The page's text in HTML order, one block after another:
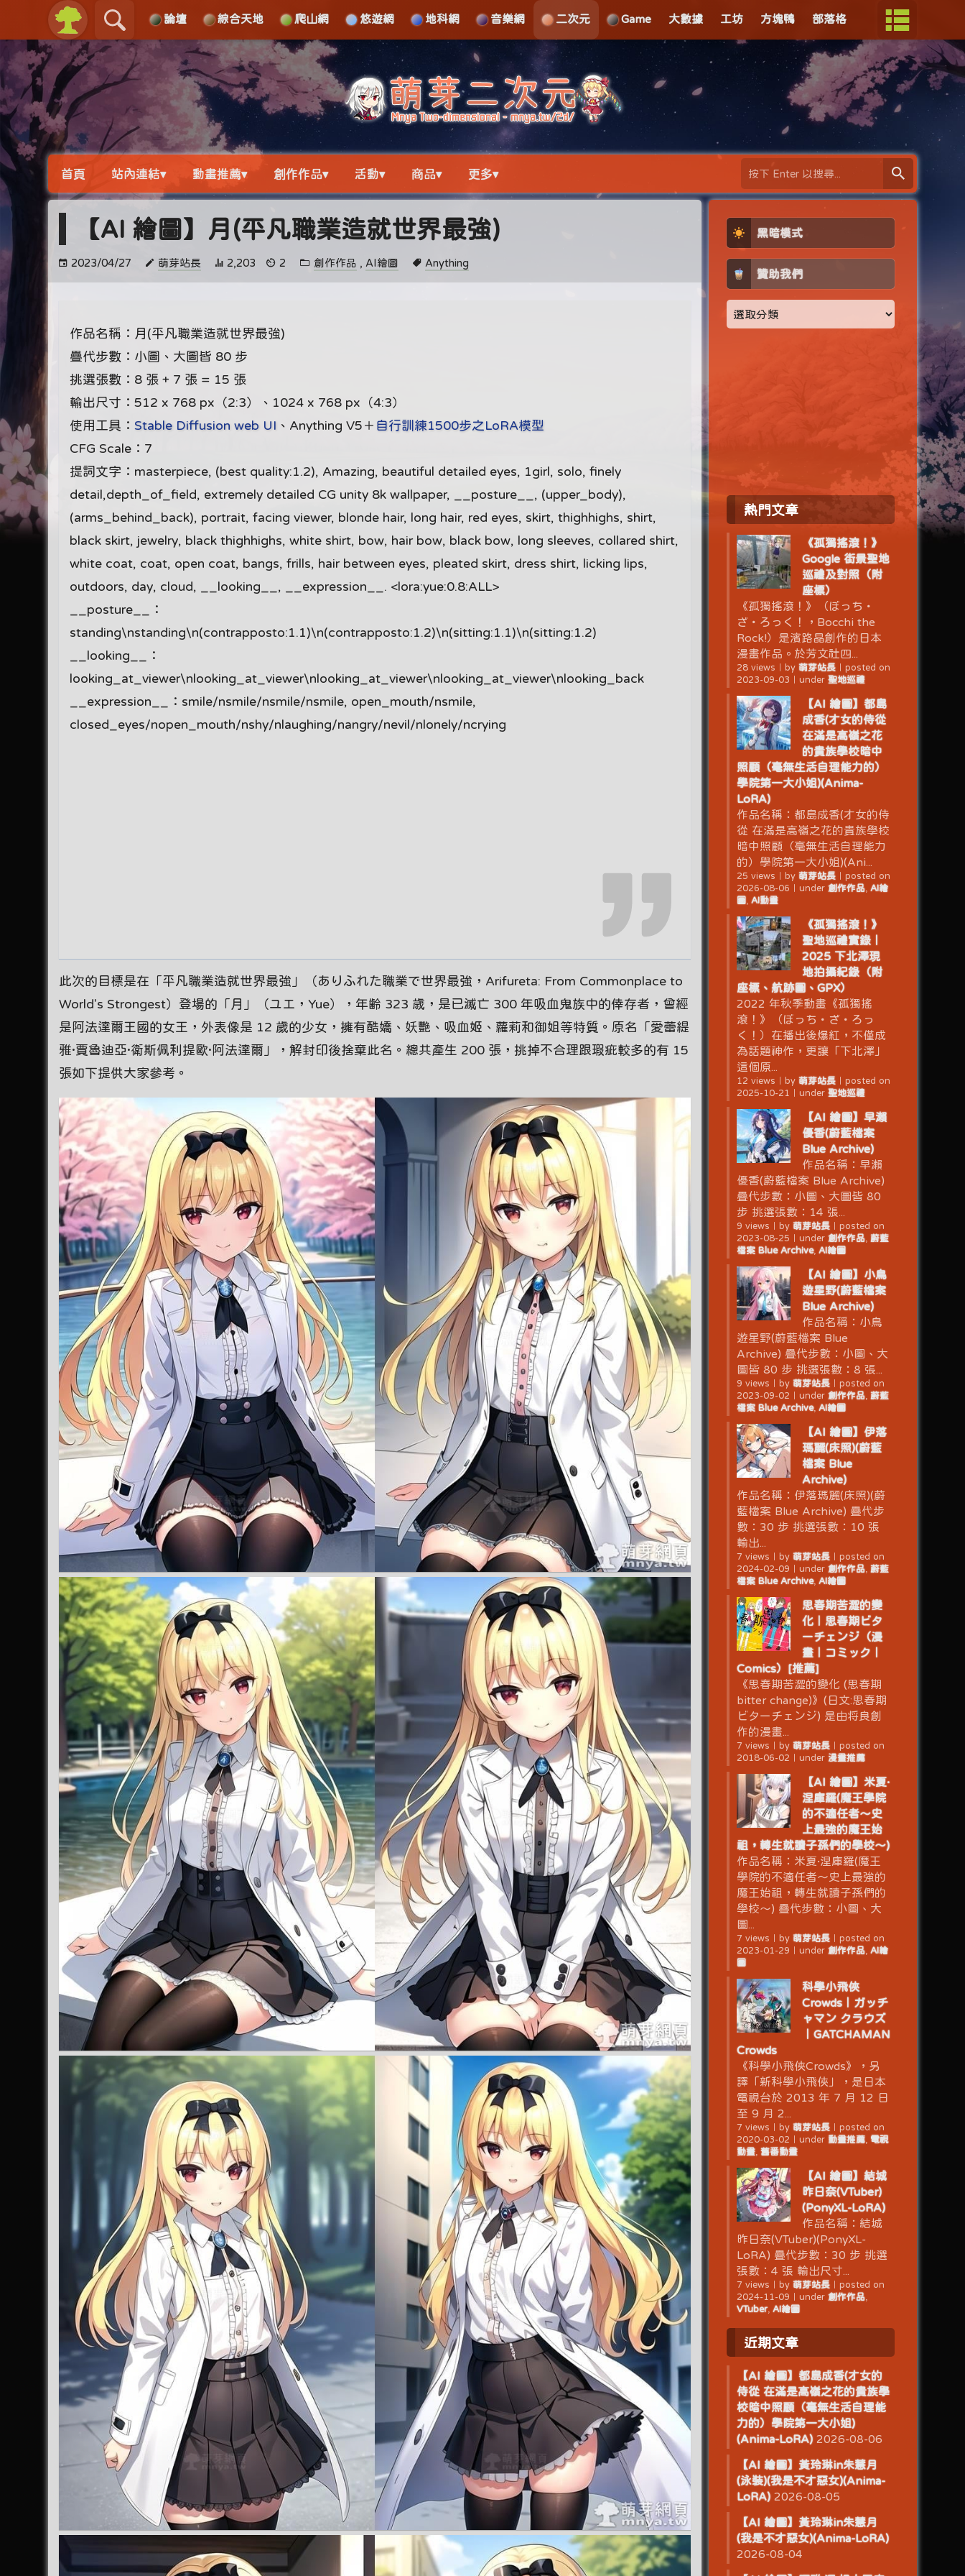
論壇 綜合天地 爬山網 悠遊網 地科網 音樂網 二次元 Game 大數據 工坊 方塊鴨 部落格
關於 導覽
首頁 站內連結▾ 動畫推薦▾ 創作作品▾ 活動▾ 商品▾ 更多▾
【AI 繪圖】月(平凡職業造就世界最強)
2023/04/27 萌芽站長 2,203 2 創作作品 , AI繪圖 Anything
作品名稱：月(平凡職業造就世界最強)
疊代步數：小圖、大圖皆 80 步
挑選張數：8 張 + 7 張 = 15 張
輸出尺寸：512 x 768 px（2:3）、1024 x 768 px（4:3）
使用工具： Stable Diffusion web UI 、Anything V5＋ 自行訓練1500步之LoRA模型
CFG Scale：7
提詞文字：masterpiece, (best quality:1.2), Amazing, beautiful detailed eyes, 1girl, solo, finely
detail,depth_of_field, extremely detailed CG unity 8k wallpaper, __posture__, (upper_body),
(arms_behind_back), portrait, facing viewer, blonde hair, long hair, red eyes, skirt, thighhighs, shirt,
black skirt, jewelry, black thighhighs, white shirt, bow, hair bow, black bow, long sleeves, collared shirt,
white coat, coat, open coat, bangs, frills, hair between eyes, pleated skirt, dress shirt, licking lips,
outdoors, day, cloud, __looking__, __expression__. <lora:yue:0.8:ALL>
__posture__：
standing\nstanding\n(contrapposto:1.1)\n(contrapposto:1.2)\n(sitting:1.1)\n(sitting:1.2)
__looking__：
looking_at_viewer\nlooking_at_viewer\nlooking_at_viewer\nlooking_at_viewer\nlooking_back
__expression__：smile/nsmile/nsmile/nsmile, open_mouth/nsmile,
closed_eyes/nopen_mouth/nshy/nlaughing/nangry/nevil/nlonely/ncrying
此次的目標是在「平凡職業造就世界最強」（ありふれた職業で世界最強，Arifureta: From Commonplace to
World's Strongest）登場的「月」（ユエ，Yue），年齢 323 歳，是已滅亡 300 年吸血鬼族中的倖存者，曾經
是阿法達爾王國的女王，外表像是 12 歲的少女，擁有酷嬌、妖艷、吸血姬、蘿莉和御姐等特質。原名「愛蕾緹
雅·賈魯迪亞·衛斯佩利提歐·阿法達爾」，解封印後捨棄此名。總共產生 200 張，挑掉不合理跟瑕疵較多的有 15
張如下提供大家參考。
黑暗模式
贊助我們
熱門文章
《孤獨搖滾！》
Google 街景聖地
巡禮及對照（附
座標）
《孤獨搖滾！》（ぼっち・
ざ・ろっく！，Bocchi the
Rock!）是濱路晶創作的日本
漫畫作品。於芳文社四...
28 views by 萌芽站長｜ posted on
2023-09-03
under 聖地巡禮
【AI 繪圖】都島
成香(才女的侍從
在滿是高嶺之花
的貴族學校暗中
照顧（毫無生活自理能力的）
學院第一大小姐)(Anima-
LoRA)
作品名稱：都島成香(才女的侍
從 在滿是高嶺之花的貴族學校
暗中照顧（毫無生活自理能力
的）學院第一大小姐)(Ani...
25 views by 萌芽站長｜ posted on
2026-08-06
under 創作作品, AI繪
圖, AI動畫
《孤獨搖滾！》
聖地巡禮實錄｜
2025 下北澤現
地拍攝紀錄（附
座標、航跡圖、GPX）
2022 年秋季動畫《孤獨搖
滾！》（ぼっち・ざ・ろっ
く！）在播出後爆紅，不僅成
為話題神作，更讓「下北澤」
這個原...
12 views by 萌芽站長｜ posted on
2025-10-21
under 聖地巡禮
【AI 繪圖】早瀨
優香(蔚藍檔案
Blue Archive)
作品名稱：早瀨
優香(蔚藍檔案 Blue Archive)
疊代步數：小圖、大圖皆 80
步 挑選張數：14 張...
9 views by 萌芽站長｜ posted on
2023-08-25
under 創作作品, 蔚藍
檔案 Blue Archive, AI繪圖
【AI 繪圖】小鳥
遊星野(蔚藍檔案
Blue Archive)
作品名稱：小鳥
遊星野(蔚藍檔案 Blue
Archive) 疊代步數：小圖、大
圖皆 80 步 挑選張數：8 張...
9 views by 萌芽站長｜ posted on
2023-09-02
under 創作作品, 蔚藍
檔案 Blue Archive, AI繪圖
【AI 繪圖】伊落
瑪麗(床照)(蔚藍
檔案 Blue
Archive)
作品名稱：伊落瑪麗(床照)(蔚
藍檔案 Blue Archive) 疊代步
數：30 步 挑選張數：10 張
輸出...
7 views by 萌芽站長｜ posted on
2024-02-09
under 創作作品, 蔚藍
檔案 Blue Archive, AI繪圖
思春期苦澀的變
化｜思春期ビタ
ーチェンジ（漫
畫｜コミック｜
Comics）[推薦]
《思春期苦澀的變化 (思春期
bitter change)》(日文:思春期
ビターチェンジ) 是由将良創
作的漫畫...
7 views by 萌芽站長｜ posted on
2018-06-02
under 漫畫推薦
【AI 繪圖】米夏·
涅庫羅(魔王學院
的不適任者～史
上最強的魔王始
祖，轉生就讀子孫們的學校～)
作品名稱：米夏·涅庫羅(魔王
學院的不適任者～史上最強的
魔王始祖，轉生就讀子孫們的
學校～) 疊代步數：小圖、大
圖...
7 views by 萌芽站長｜ posted on
2023-01-29
under 創作作品, AI繪
圖
科學小飛俠
Crowds｜ガッチ
ャマン クラウズ
｜GATCHAMAN
Crowds
《科學小飛俠Crowds》，另
譯「新科學小飛俠」，是日本
電視台於 2013 年 7 月 12 日
至 9 月 2...
7 views by 萌芽站長｜ posted on
2020-03-02
under 動畫推薦, 電視
動畫, 舊番動畫
【AI 繪圖】結城
昨日奈(VTuber)
(PonyXL-LoRA)
作品名稱：結城
昨日奈(VTuber)(PonyXL-
LoRA) 疊代步數：30 步 挑選
張數：4 張 輸出尺寸...
7 views by 萌芽站長｜ posted on
2024-11-09
under 創作作品,
VTuber, AI繪圖
近期文章
【AI 繪圖】都島成香(才女的
侍從 在滿是高嶺之花的貴族學
校暗中照顧（毫無生活自理能
力的）學院第一大小姐)
(Anima-LoRA) 2026-08-06
【AI 繪圖】黃玲琳in朱慧月
(泳裝)(我是不才惡女)(Anima-
LoRA) 2026-08-05
【AI 繪圖】黃玲琳in朱慧月
(我是不才惡女)(Anima-LoRA)
2026-08-04